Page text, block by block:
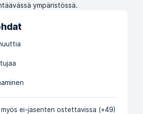
ympäristössä.
ei-jäsenten ostettavissa (+49)